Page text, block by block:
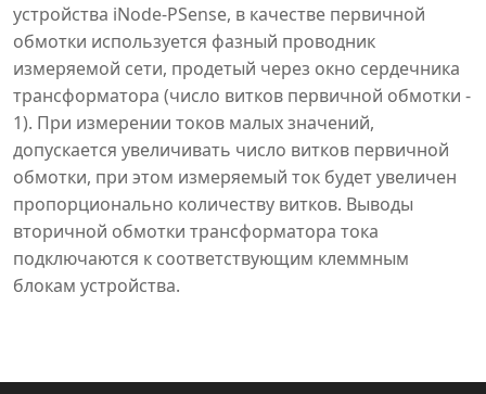
устройства iNode-PSense, в качестве первичной
обмотки используется фазный проводник
измеряемой сети, продетый через окно сердечника
трансформатора (число витков первичной обмотки -
1). При измерении токов малых значений,
допускается увеличивать число витков первичной
обмотки, при этом измеряемый ток будет увеличен
пропорционально количеству витков. Выводы
вторичной обмотки трансформатора тока
подключаются к соответствующим клеммным
блокам устройства.